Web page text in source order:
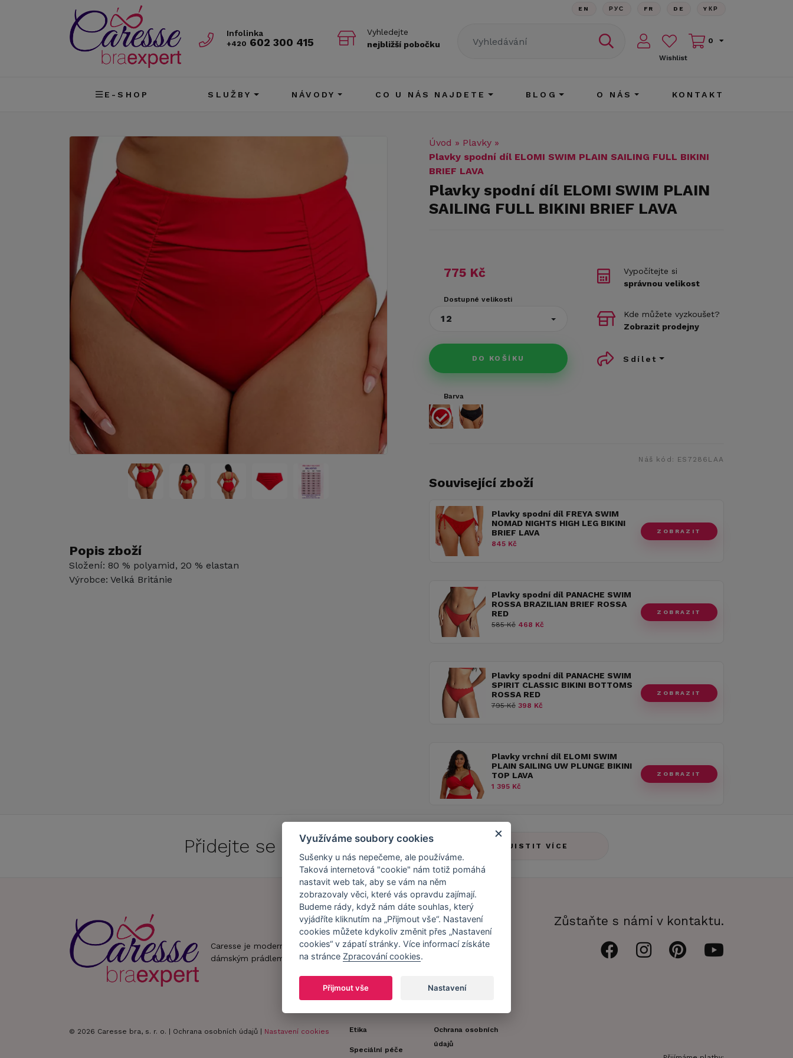
Infolinka
+420 602 300 415
Vyhledejte
nejbližší pobočku
EN РУС FR DE YКР
Wishlist
0
E-SHOP SLUŽBY NÁVODY CO U NÁS NAJDETE BLOG O NÁS KONTAKT
Popis zboží
Složení: 80 % polyamid, 20 % elastan
Výrobce: Velká Británie
Úvod » Plavky »
Plavky spodní díl ELOMI SWIM PLAIN SAILING FULL BIKINI
BRIEF LAVA
Plavky spodní díl ELOMI SWIM PLAIN
SAILING FULL BIKINI BRIEF LAVA
775 Kč
Dostupné velikosti
12
DO KOŠÍKU
Vypočítejte si
správnou velikost
Kde můžete vyzkoušet?
Zobrazit prodejny
Sdílet
Barva
Náš kód: ES7286LAA
Související zboží
Plavky spodní díl FREYA SWIM
NOMAD NIGHTS HIGH LEG BIKINI
BRIEF LAVA
845 Kč
ZOBRAZIT
Plavky spodní díl PANACHE SWIM
ROSSA BRAZILIAN BRIEF ROSSA
RED
585 Kč 468 Kč
ZOBRAZIT
Plavky spodní díl PANACHE SWIM
SPIRIT CLASSIC BIKINI BOTTOMS
ROSSA RED
795 Kč 398 Kč
ZOBRAZIT
Plavky vrchní díl ELOMI SWIM
PLAIN SAILING UW PLUNGE BIKINI
TOP LAVA
1 395 Kč
ZOBRAZIT
Přidejte se doCaresse Clubu! ZJISTIT VÍCE
Caresse je moderní obchod s
dámským prádlem.
© 2026 Caresse bra, s. r. o. | Ochrana osobních údajů Nastavení cookies
Náš příběh
Náš tým
Caresse v
médiích
Etika
Speciální péče
Zákaznický účet
Registrace
Ochrana osobních
údajů
Zůstaňte s námi v kontaktu.
Využíváme soubory cookies
Sušenky u nás nepečeme, ale používáme.
Taková internetová "cookie" nám totiž pomáhá
nastavit web tak, aby se vám na něm
zobrazovaly věci, které vás opravdu zajímají.
Budeme rády, když nám dáte souhlas, který
vyjádříte kliknutím na „Přijmout vše“. Nastavení
cookies můžete kdykoliv změnit přes „Nastavení
cookies“ v zápatí stránky. Více informací získáte
na stránce Zpracování cookies.
Přijmout vše Nastavení